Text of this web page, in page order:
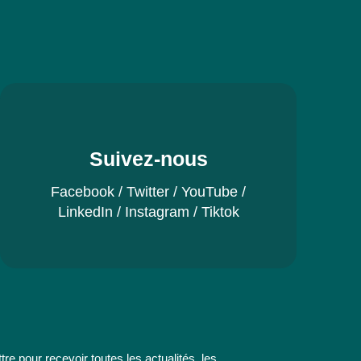
Suivez-nous
Facebook / Twitter / YouTube /
LinkedIn / Instagram / Tiktok
pour recevoir toutes les actualités, les